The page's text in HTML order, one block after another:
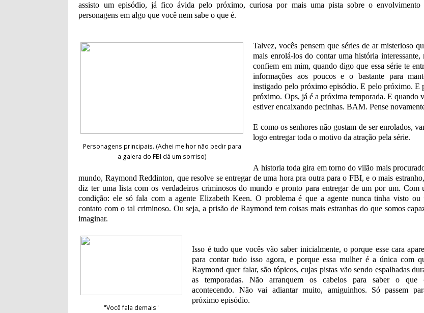
assisto um episódio, já fico ávida pelo próximo, curiosa por mais uma pista sobre o envolvimento
personagens em algo que você nem sabe o que é.
Personagens principais. (Achei melhor não pedir para
a galera do FBI dá um sorriso)
Talvez, vocês pensem que séries de ar misterioso
mais enrolá-los do contar uma história interessante,
confiem em mim, quando digo que essa série te
informações aos poucos e o bastante para
instigado pelo próximo episódio. E pelo próximo. E
próximo. Ops, já é a próxima temporada. E quando
estiver encaixando pecinhas. BAM. Pense
E como os senhores não gostam de ser enrolados,
logo entregar toda o motivo da atração pela série.
A historia toda gira em torno do vilão mais
mundo, RaymondReddinton, que resolve se entregar de uma hora pra outra para o FBI, e o mais
diz ter uma lista com os verdadeiros criminosos do mundo e pronto para entregar de um por um. Com
condição: ele só fala com a agente Elizabeth Keen. O problema é que a agente nunca tinha visto ou
contato com o tal criminoso. Ou seja, a prisão de Raymond tem coisas mais estranhas do que somos
imaginar.
"Você fala demais"
Isso é tudo que vocês vão saber inicialmente, o porque esse cara
para contar tudo isso agora, e porque essa mulher é a única com
Raymond quer falar, são tópicos, cujas pistas vão sendo espalhadas
as temporadas. Não arranquem os cabelos para saber o que
acontecendo. Não vai adiantar muito, amiguinhos. Só passem
próximo episódio.